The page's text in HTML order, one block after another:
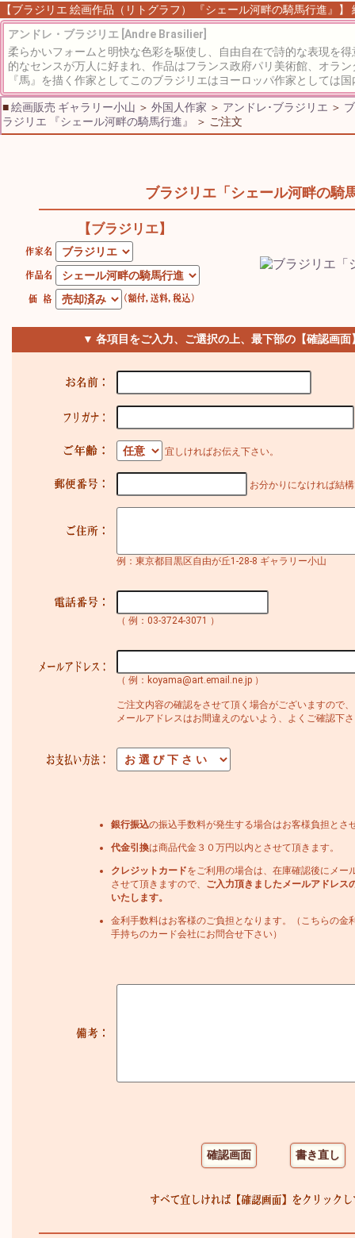
【ブラジリエ 絵画作品（リトグラフ） 『シェール河畔の騎馬行進』
アンドレ・ブラジリエ [Andre Brasilier]
柔らかいフォームと明快な色彩を駆使し、自由自在で詩的な表現を
的なセンスが万人に好まれ、作品はフランス政府パリ美術館、オラ
『馬』を描く作家としてこのブラジリエはヨーロッパ作家としては
■絵画販売 ギャラリー小山 ＞ 外国人作家 ＞ アンドレ･ブラジリエ ＞ ブ
ラジリエ 『シェール河畔の騎馬行進』
＞ ご注文
ブラジリエ「シェール河畔の騎
【ブラジリエ】
▼ 各項目をご入力、ご選択の上、最下部の【確認画
宜しければお伝え下さい。
お分かりになければ結
例：東京都目黒区自由が丘1-28-8 ギャラリー小山
（ 例：03-3724-3071 ）
（ 例：koyama@art.email.ne.jp ）
ご注文内容の確認をさせて頂く場合がございますので、
メールアドレスはお間違えのないよう、よくご確認下
銀行振込の振込手数料が発生する場合はお客様負担とさ
代金引換は商品代金３０万円以内とさせて頂きます。
クレジットカードをご利用の場合は、在庫確認後にメー
させて頂きますので、
ご入力頂きましたメールアドレス
いたします。
金利手数料はお客様のご負担となります。（こちらの金
手持ちのカード会社にお問合せ下さい）